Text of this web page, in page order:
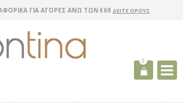
ΓΙΑ ΑΓΟΡΕΣ ΑΝΩ ΤΩΝ €69 ΔΕΙΤΕ ΟΡΟΥΣ
0